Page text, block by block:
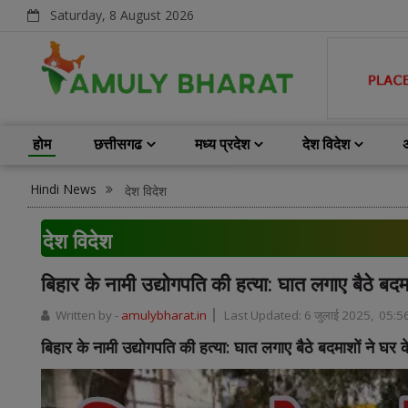
Saturday, 8 August 2026
होम छत्तीसगढ मध्य प्रदेश देश विदेश
Hindi News देश विदेश
देश विदेश
बिहार के नामी उद्योगपति की हत्या: घात लगाए बैठे
Written by - amulybharat.in Last Updated: 6 जुलाई 2025,
बिहार के नामी उद्योगपति की हत्या: घात लगाए बैठे बदमाशों ने